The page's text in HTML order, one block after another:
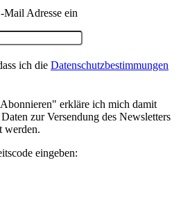
Mail Adresse ein
ich die Datenschutzbestimmungen
erkläre ich mich damit
zur Versendung des Newsletters
werden.
eingeben: